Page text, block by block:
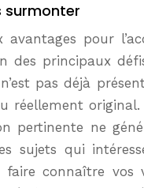
surmonter
pour
des principaux
pas déjà
réellement
pertinente ne
sujets qui
connaître vos